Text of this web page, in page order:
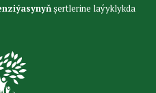
şertlerine laýyklykda